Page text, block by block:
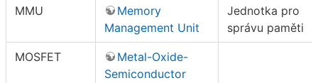
MMU
Memory
Management Unit
Jednotka pro
správu paměti
MOSFET
Metal-Oxide-
Semiconductor